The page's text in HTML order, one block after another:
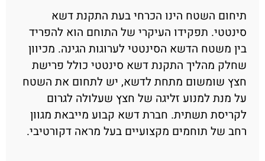
תיחום השטח הינו הכרחי בעת התקנת דשא
סינטטי. תפקידו העיקרי של התוחם הוא להפריד
בין משטח הדשא הסינטטי לערוגות הגינה. מכיוון
שחלק מהליך התקנת דשא סינטטי כולל פרישת
חצץ שומשום מתחת לדשא, יש לתחום את השטח
על מנת למנוע זליגה של חצץ שעלולה לגרום
לקריסת תשתית. חברת דשא קבוע מייבאת מגוון
רחב של תוחמים מקצועיים בעל מראה דקורטיבי.